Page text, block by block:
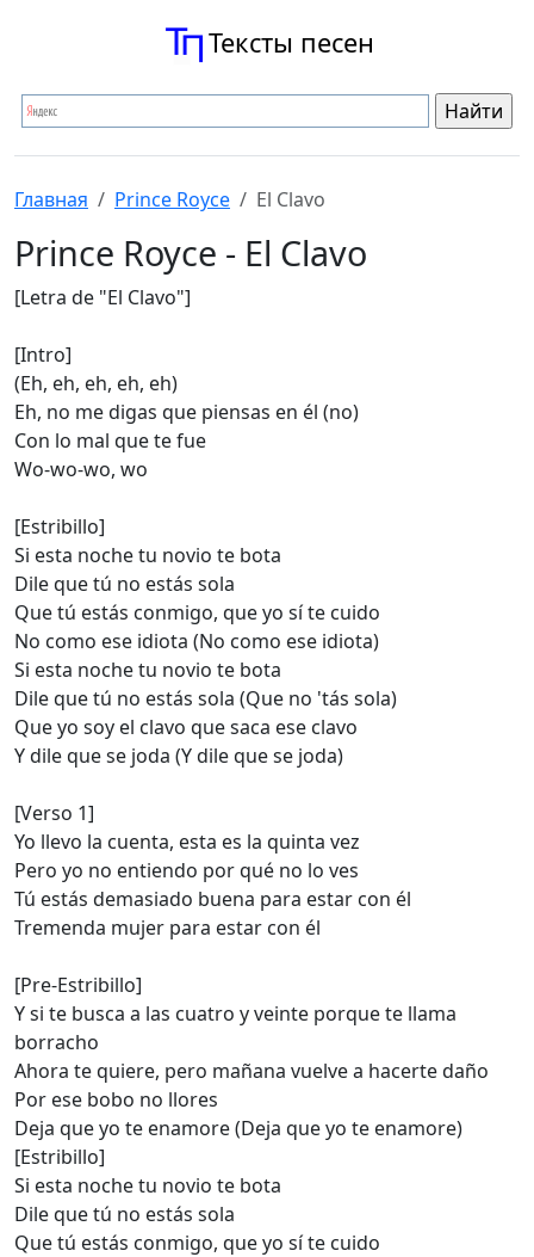
Тексты песен
Главная Prince Royce El Clavo
Prince Royce - El Clavo
[Letra de "El Clavo"]
[Intro]
(Eh, eh, eh, eh, eh)
Eh, no me digas que piensas en él (no)
Con lo mal que te fue
Wo-wo-wo, wo
[Estribillo]
Si esta noche tu novio te bota
Dile que tú no estás sola
Que tú estás conmigo, que yo sí te cuido
No como ese idiota (No como ese idiota)
Si esta noche tu novio te bota
Dile que tú no estás sola (Que no 'tás sola)
Que yo soy el clavo que saca ese clavo
Y dile que se joda (Y dile que se joda)
[Verso 1]
Yo llevo la cuenta, esta es la quinta vez
Pero yo no entiendo por qué no lo ves
Tú estás demasiado buena para estar con él
Tremenda mujer para estar con él
[Pre-Estribillo]
Y si te busca a las cuatro y veinte porque te llama
borracho
Ahora te quiere, pero mañana vuelve a hacerte daño
Por ese bobo no llores
Deja que yo te enamore (Deja que yo te enamore)
[Estribillo]
Si esta noche tu novio te bota
Dile que tú no estás sola
Que tú estás conmigo, que yo sí te cuido